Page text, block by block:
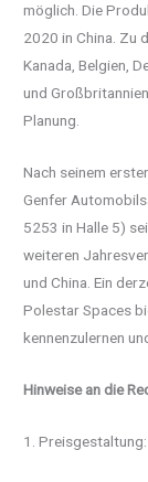
möglich. Die
2020 in China. Zu
Kanada, Belgien,
und
Planung.
Nach seinem
Genfer
5253 in Halle 5)
weiteren
und China. Ein
Polestar Spaces
kennenzulernen
Hinweise an die
1. Preisgestaltung: